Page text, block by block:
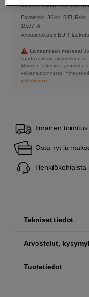
Maksa Svea-
Esimerkki: 36 kk, 5 EUR/
19,07 %
Avausmaksu 5 EUR,
Lainaaminen maksaa!
saada
liittymien tekemistä ja uusien
velkaneuvonnasta.
välilehteen)
Ilmainen
Osta nyt ja
Henkilökohtaista
Tekniset tiedot
Arvostelut,
Tuotetiedot